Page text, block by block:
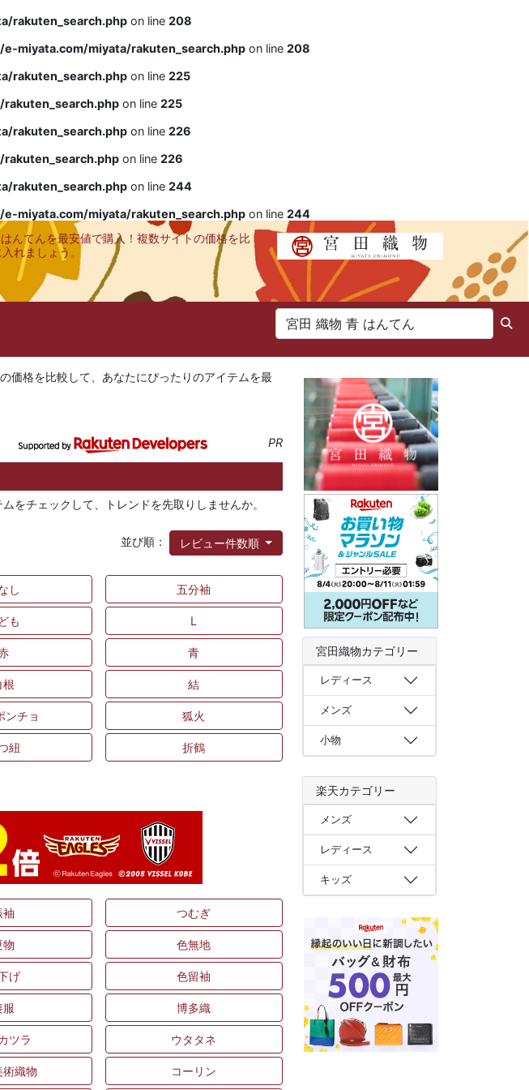
rakuten_search.php on line 208
miyata.com/miyata/rakuten_search.php on line 208
rakuten_search.php on line 225
on line 225
rakuten_search.php on line 226
on line 226
rakuten_search.php on line 244
miyata.com/miyata/rakuten_search.php on line 244
んてんを最安値で購入！複数サイトの価格を比
れましょう。
価格を比較して、あなたにぴったりのアイテムを最
PR
をチェックして、トレンドを先取りしませんか。
並び順： レビュー件数順
し 五分袖
も L
青
根 結
ンチョ 狐火
紐 折鶴
袖 つむぎ
物 色無地
げ 色留袖
服 博多織
ツラ ウタタネ
術織物 コーリン
宮田織物カテゴリー
レディース
メンズ
小物
楽天カテゴリー
メンズ
レディース
キッズ